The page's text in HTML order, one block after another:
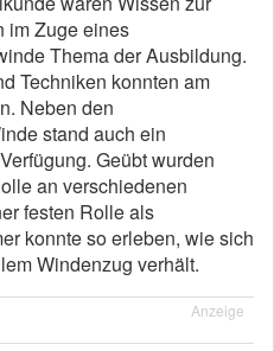
im Zuge eines
Thema der Ausbildung.
Techniken konnten am
Neben den
stand auch ein
Geübt wurden
an verschiedenen
festen Rolle als
konnte so erleben, wie sich
Windenzug verhält.
Anzeige